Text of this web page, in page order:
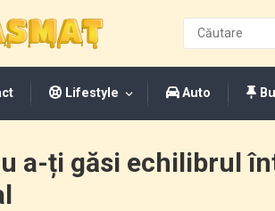
Lifestyle Auto
a-ți găsi echilibrul